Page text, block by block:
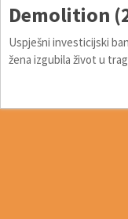
Demolition
Uspješni investicijski
žena izgubila život u